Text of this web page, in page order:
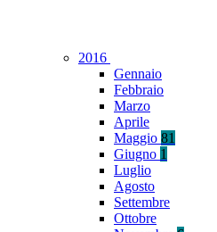
2016
Gennaio
Febbraio
Marzo
Aprile
Maggio 81
Giugno 1
Luglio
Agosto
Settembre
Ottobre